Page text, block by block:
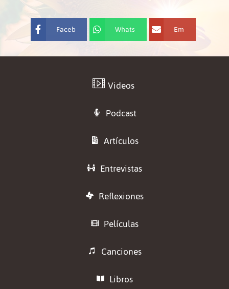
Faceb
Whats
Em
Videos
Podcast
Artículos
Entrevistas
Reflexiones
Películas
Canciones
Libros